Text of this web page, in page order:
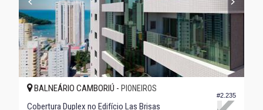
#2.235
BALNEÁRIO CAMBORIÚ - PIONEIROS
Cobertura Duplex no Edifício Las Brisas